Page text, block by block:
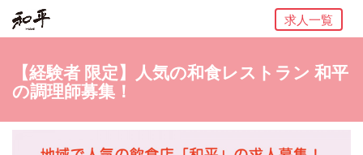
求人一覧
【経験者 限定】人気の和食レストラン 和平
の調理師募集！